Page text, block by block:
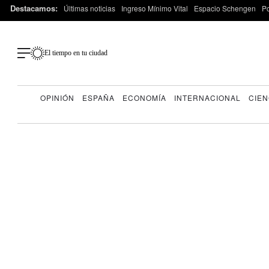
Destacamos: Últimas noticias Ingreso Mínimo Vital Espacio Schengen
El tiempo en tu ciudad
OPINIÓN ESPAÑA ECONOMÍA INTERNACIONAL